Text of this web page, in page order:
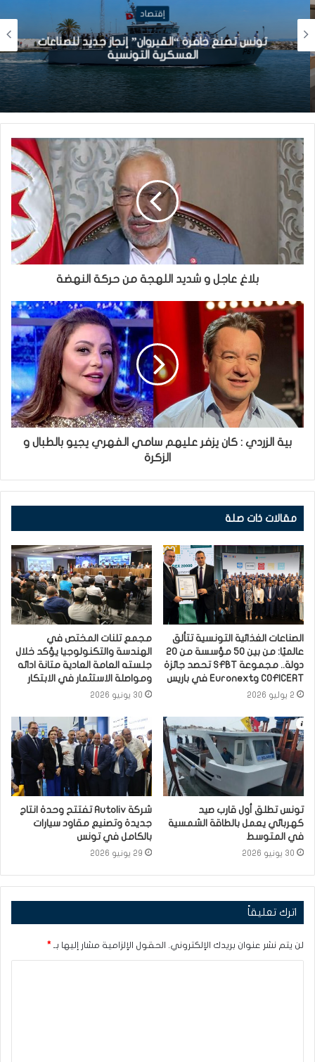
إقتصاد
تونس تصنع خافرة “القيروان” إنجاز جديد للصناعات
العسكرية التونسية
بلاغ عاجل و شديد اللهجة من حركة النهضة
بية الزردي : كان يزفر عليهم سامي الفهري يجيو بالطبال و
الزكرة
مقالات ذات صلة
الصناعات الغذائية التونسية تتألق
عالميًا: من بين 50 مؤسسة من 20
دولة.. مجموعة SFBT تحصد جائزة
COFICERT وEuronext في باريس
2 يوليو 2026
مجمع تلنات المختص في
الهندسة والتكنولوجيا يؤكد خلال
جلسته العامة العادية متانة ادائه
ومواصلة الاستثمار في الابتكار
30 يونيو 2026
تونس تطلق أول قارب صيد
كهربائي يعمل بالطاقة الشمسية
في المتوسط
30 يونيو 2026
شركة Autoliv تفتتح وحدة انتاج
جديدة وتصنيع مقاود سيارات
بالكامل في تونس
29 يونيو 2026
اترك تعليقاً
لن يتم نشر عنوان بريدك الإلكتروني. الحقول الإلزامية مشار إليها بـ *